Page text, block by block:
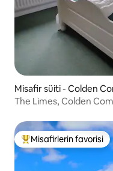
Misafir süiti - Colden
The Limes, Colden
Misafirlerin
Misafirlerin favorisi